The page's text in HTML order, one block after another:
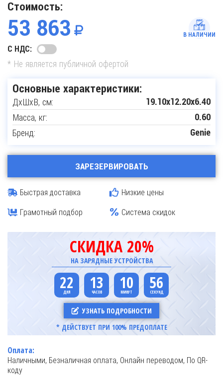
Стоимость:
53 863 В НАЛИЧИИ
С НДС:
* Не является публичной офертой
Основные характеристики:
ДxШxВ, см: 19.10x12.20x6.40
Масса, кг: 0.60
Бренд: Genie
ЗАРЕЗЕРВИРОВАТЬ
Быстрая доставка
Низкие цены
Грамотный подбор
Система скидок
СКИДКА 20%
НА ЗАРЯДНЫЕ УСТРОЙСТВА
22 13 10 55
УЗНАТЬ ПОДРОБНОСТИ
* ДЕЙСТВУЕТ ПРИ 100% ПРЕДОПЛАТЕ
Оплата:
Наличными, Безналичная оплата, Онлайн переводом, По QR-
коду